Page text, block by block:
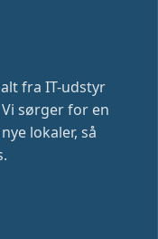
fra IT-udstyr
sørger for en
lokaler, så